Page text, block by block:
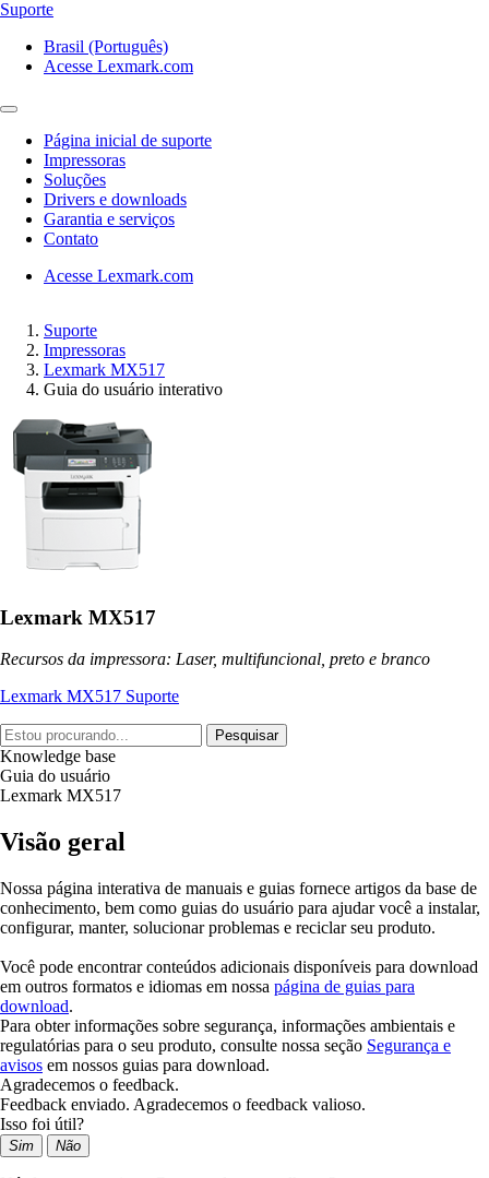
Suporte
Brasil (Português)
Acesse Lexmark.com
Página inicial de suporte
Impressoras
Soluções
Drivers e downloads
Garantia e serviços
Contato
Acesse Lexmark.com
Suporte
Impressoras
Lexmark MX517
Guia do usuário interativo
Lexmark MX517
Recursos da impressora: Laser, multifuncional, preto e branco
Lexmark MX517 Suporte
Pesquisar
Knowledge base
Guia do usuário
Lexmark MX517
Visão geral
Nossa página interativa de manuais e guias fornece artigos da base de
conhecimento, bem como guias do usuário para ajudar você a instalar,
configurar, manter, solucionar problemas e reciclar seu produto.
Você pode encontrar conteúdos adicionais disponíveis para download
em outros formatos e idiomas em nossa página de guias para
download.
Para obter informações sobre segurança, informações ambientais e
regulatórias para o seu produto, consulte nossa seção Segurança e
avisos em nossos guias para download.
Agradecemos o feedback.
Feedback enviado. Agradecemos o feedback valioso.
Isso foi útil?
Sim Não